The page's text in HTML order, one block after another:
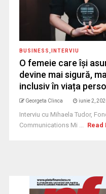
BUSINESS INTERVIU
O femeie care își
devine mai sigură,
inclusiv în viața
Georgeta Clinca iunie 2,
Interviu cu Mihaela Tudor,
Communications Mi ... Read